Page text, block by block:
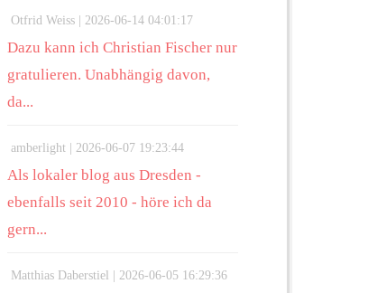
Otfrid Weiss | 2026-06-14 04:01:17
Dazu kann ich Christian Fischer nur
gratulieren. Unabhängig davon,
da...
amberlight | 2026-06-07 19:23:44
Als lokaler blog aus Dresden -
ebenfalls seit 2010 - höre ich da
gern...
Matthias Daberstiel | 2026-06-05 16:29:36